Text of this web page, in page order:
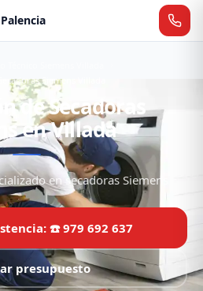
Siemens Villada
de Secadoras
en Villada
en secadoras Siemens
☎️ 979 692 637
presupuesto